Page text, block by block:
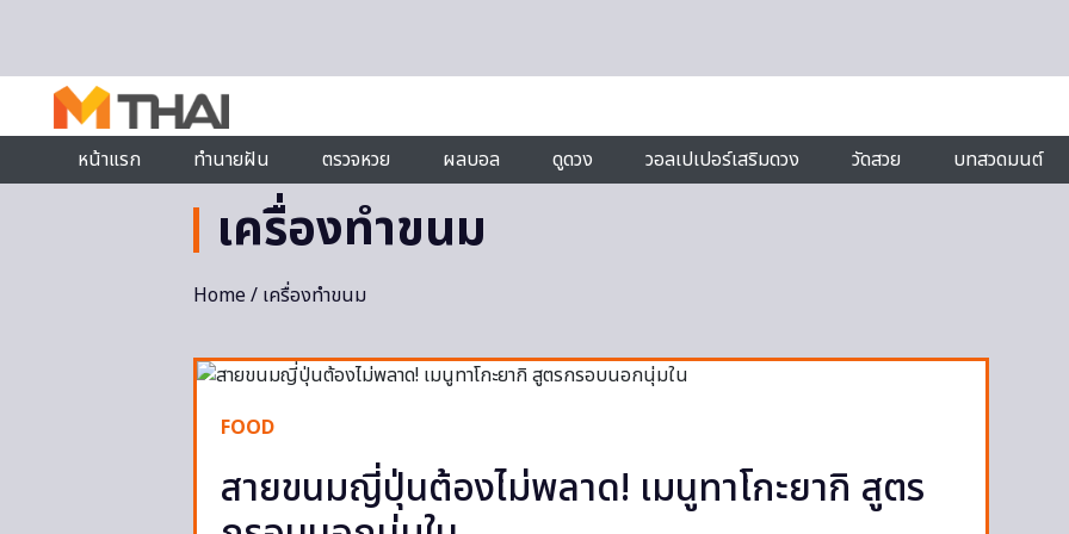
หน้าแรก ทำนายฝัน ตรวจหวย ผลบอล ดูดวง วอลเปเปอร์เสริมดวง วัดสวย บทสวดมนต์
เครื่องทำขนม
Home/ เครื่องทำขนม
FOOD
สายขนมญี่ปุ่นต้องไม่พลาด! เมนูทาโกะยากิ สูตร